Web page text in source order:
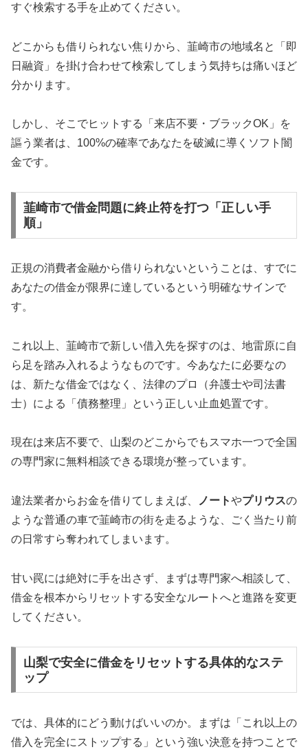
すぐ検索する手を止めてください。
どこからも借りられない焦りから、韮崎市の地域名と「即
日融資」を掛け合わせて検索してしまう気持ちは痛いほど
分かります。
しかし、そこでヒットする「来店不要・ブラックOK」を
謳う業者は、100%の確率であなたを破滅に導くソフト闇
金です。
韮崎市で借金問題に終止符を打つ「正しい手
順」
正規の消費者金融から借りられないということは、すでに
あなたの借金が限界に達しているという明確なサインで
す。
これ以上、韮崎市で新しい借入先を探すのは、地雷原に自
ら足を踏み入れるようなものです。今あなたに必要なの
は、新たな借金ではなく、法律のプロ（弁護士や司法書
士）による「債務整理」という正しい止血処置です。
現在は来店不要で、山梨のどこからでもスマホ一つで全国
の専門家に無料相談できる環境が整っています。
違法業者からお金を借りてしまえば、 ノートやプリウスの
ような普通の車で韮崎市の街を走るような、ごく当たり前
の日常すら奪われてしまいます。
甘い罠には絶対に手を出さず、まずは専門家へ相談して、
借金を根本からリセットする安全なルートへと進路を変更
してください。
山梨で安全に借金をリセットする具体的なステ
ップ
では、具体的にどう動けばいいのか。まずは「これ以上の
借入を完全にストップする」という強い決意を持つことで